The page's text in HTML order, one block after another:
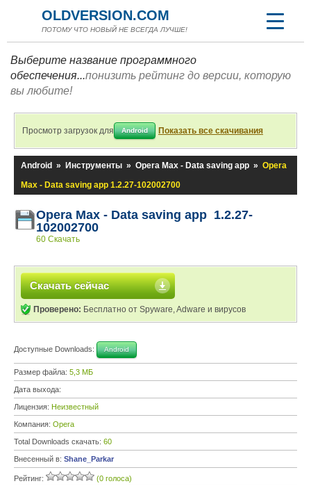
OLDVERSION.COM
ПОТОМУ ЧТО НОВЫЙ НЕ ВСЕГДА ЛУЧШЕ!
Выберите название программного
обеспечения...понизить рейтинг до версии, которую
вы любите!
Просмотр загрузок для Android Показать все скачивания
Android » Инструменты » Opera Max - Data saving app » Opera
Max - Data saving app 1.2.27-102002700
Opera Max - Data saving app 1.2.27-
102002700
60 Скачать
Скачать сейчас
Проверено: Бесплатно от Spyware, Adware и вирусов
Доступные Downloads: Android
Размер файла: 5,3 МБ
Дата выхода:
Лицензия: Неизвестный
Компания: Opera
Total Downloads скачать: 60
Внесенный в: Shane_Parkar
Рейтинг: (0 голоса)